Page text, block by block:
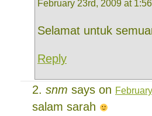
February 23rd, 2009 at
Selamat untuk
Reply
snm says on
salam sarah